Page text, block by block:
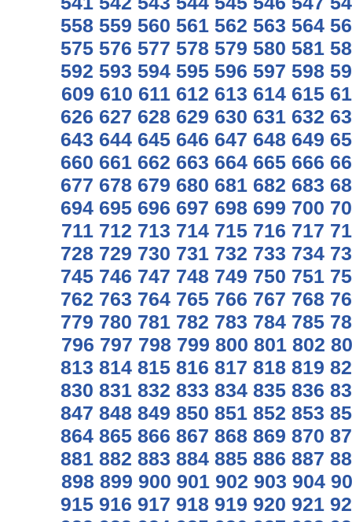
558 559 560 561 562 563 564
575 576 577 578 579 580 581
592 593 594 595 596 597 598
609 610 611 612 613 614 615
626 627 628 629 630 631 632
643 644 645 646 647 648 649
660 661 662 663 664 665 666
677 678 679 680 681 682 683
694 695 696 697 698 699 700
711 712 713 714 715 716 717
728 729 730 731 732 733 734
745 746 747 748 749 750 751
762 763 764 765 766 767 768
779 780 781 782 783 784 785
796 797 798 799 800 801 802
813 814 815 816 817 818 819
830 831 832 833 834 835 836
847 848 849 850 851 852 853
864 865 866 867 868 869 870
881 882 883 884 885 886 887
898 899 900 901 902 903 904
915 916 917 918 919 920 921